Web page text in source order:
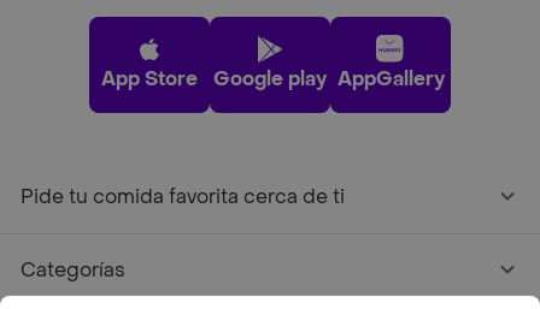
App Store Google play AppGallery
Pide tu comida favorita cerca de ti
Categorías